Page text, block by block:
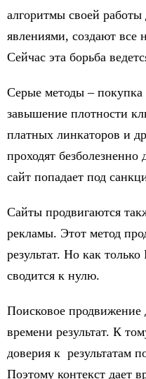
алгоритмы своей
явлениями, создают
Сейчас эта борьба
Серые методы – покупка
завышение плотности
платных линкаторов и
проходят
сайт попадает под
Сайты продвигаются
рекламы. Этот метод
результат. Но как
сводится к нулю.
Поисковое продвижение
времени результат. К
доверия к результатам
Поэтому контекст дает